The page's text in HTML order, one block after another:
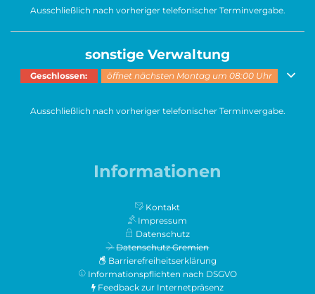
Ausschließlich nach vorheriger telefonischer Terminvergabe.
sonstige Verwaltung
Klicken, um weitere Öffnungs- oder Schließzeiten auszublenden
Geschlossen: öffnet nächsten Montag um 08:00 Uhr
Ausschließlich nach vorheriger telefonischer Terminvergabe.
Informationen
Kontakt
Impressum
Datenschutz
Datenschutz Gremien
Barrierefreiheitserklärung
Informationspflichten nach DSGVO
Feedback zur Internetpräsenz